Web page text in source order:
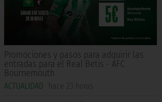
Promociones y pasos para adquirir las
entradas para el Real Betis - AFC
Bournemouth
ACTUALIDAD hace 23 horas